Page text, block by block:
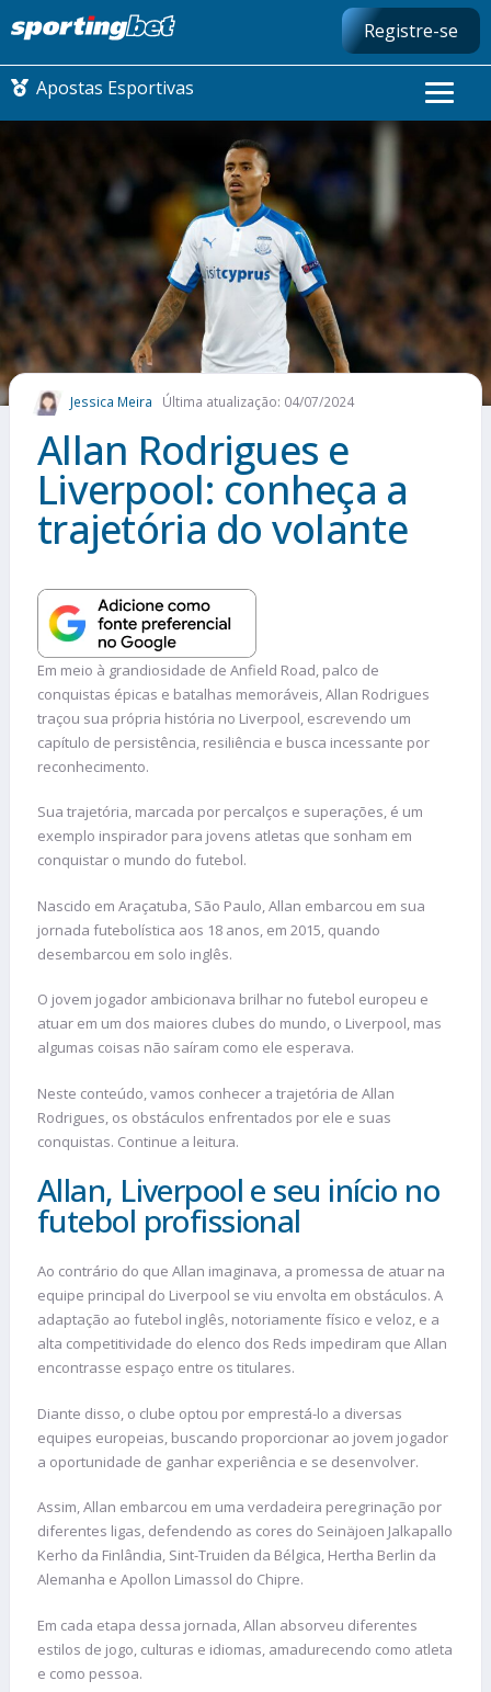
Registre-se
Apostas Esportivas
CONMEBOL LIBERTADORES
FUTEBOL NACIONAL
FUTEBOL INTERNACIONAL
COMO APOSTAR
MAIS ESPORTES
Jessica Meira Última atualização: 04/07/2024
Allan Rodrigues e
Liverpool: conheça a
trajetória do volante
Em meio à grandiosidade de Anfield Road, palco de
conquistas épicas e batalhas memoráveis, Allan Rodrigues
traçou sua própria história no Liverpool, escrevendo um
capítulo de persistência, resiliência e busca incessante por
reconhecimento.
Sua trajetória, marcada por percalços e superações, é um
exemplo inspirador para jovens atletas que sonham em
conquistar o mundo do futebol.
Nascido em Araçatuba, São Paulo, Allan embarcou em sua
jornada futebolística aos 18 anos, em 2015, quando
desembarcou em solo inglês.
O jovem jogador ambicionava brilhar no futebol europeu e
atuar em um dos maiores clubes do mundo, o Liverpool, mas
algumas coisas não saíram como ele esperava.
Neste conteúdo, vamos conhecer a trajetória de Allan
Rodrigues, os obstáculos enfrentados por ele e suas
conquistas. Continue a leitura.
Allan, Liverpool e seu início no
futebol profissional
Ao contrário do que Allan imaginava, a promessa de atuar na
equipe principal do Liverpool se viu envolta em obstáculos. A
adaptação ao futebol inglês, notoriamente físico e veloz, e a
alta competitividade do elenco dos Reds impediram que Allan
encontrasse espaço entre os titulares.
Diante disso, o clube optou por emprestá-lo a diversas
equipes europeias, buscando proporcionar ao jovem jogador
a oportunidade de ganhar experiência e se desenvolver.
Assim, Allan embarcou em uma verdadeira peregrinação por
diferentes ligas, defendendo as cores do Seinäjoen Jalkapallo
Kerho da Finlândia, Sint-Truiden da Bélgica, Hertha Berlin da
Alemanha e Apollon Limassol do Chipre.
Em cada etapa dessa jornada, Allan absorveu diferentes
estilos de jogo, culturas e idiomas, amadurecendo como atleta
e como pessoa.